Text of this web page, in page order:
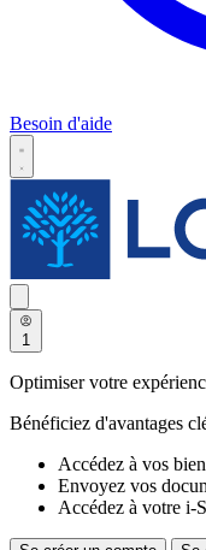
Besoin d'aide
1
Optimiser votre
Bénéficiez d'avantages
Accédez à vos
Envoyez vos
Accédez à votre i-